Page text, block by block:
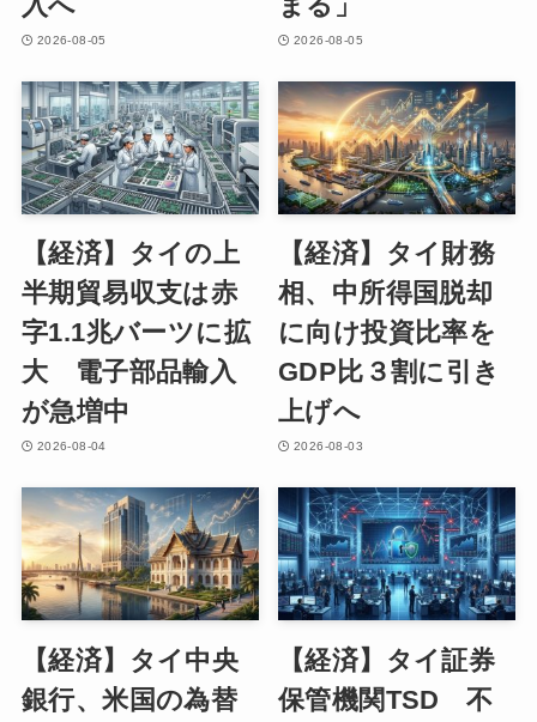
2026-08-05 2026-08-05
【経済】タイの上
半期貿易収支は赤
字1.1兆バーツに拡
大 電子部品輸入
が急増中
2026-08-04
【経済】タイ財務
相、中所得国脱却
に向け投資比率を
GDP比３割に引き
上げへ
2026-08-03
【経済】タイ中央
銀行、米国の為替
【経済】タイ証券
保管機関TSD 不